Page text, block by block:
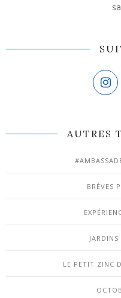
AUTRES
BRÈVES
LE PETIT ZINC